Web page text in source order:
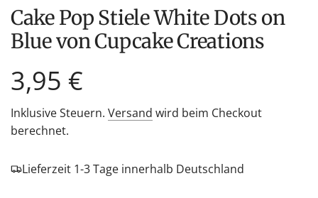
Cake Pop Stiele White Dots on
Blue von Cupcake Creations
Regulärer
Preis
3,95 €
Inklusive Steuern. Versand wird beim Checkout
berechnet.
Lieferzeit 1-3 Tage innerhalb Deutschland